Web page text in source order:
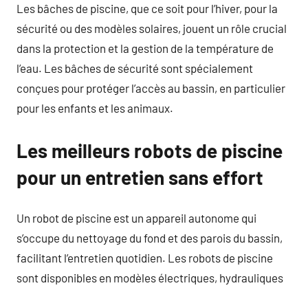
Les bâches de piscine, que ce soit pour l’hiver, pour la
sécurité ou des modèles solaires, jouent un rôle crucial
dans la protection et la gestion de la température de
l’eau. Les bâches de sécurité sont spécialement
conçues pour protéger l’accès au bassin, en particulier
pour les enfants et les animaux.
Les meilleurs robots de piscine
pour un entretien sans effort
Un robot de piscine est un appareil autonome qui
s’occupe du nettoyage du fond et des parois du bassin,
facilitant l’entretien quotidien. Les robots de piscine
sont disponibles en modèles électriques, hydrauliques